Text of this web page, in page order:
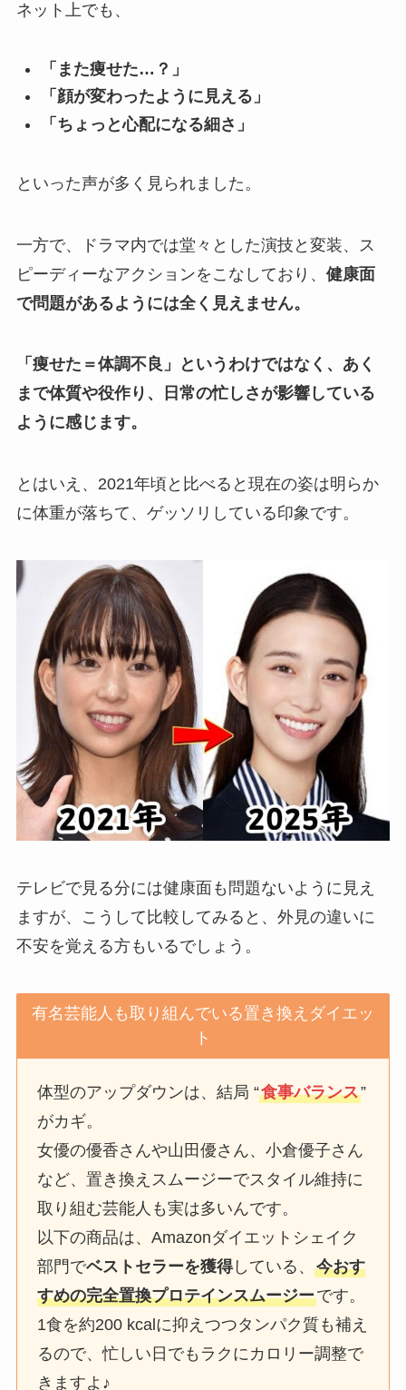
ネット上でも、
「また痩せた…？」
「顔が変わったように見える」
「ちょっと心配になる細さ」
といった声が多く見られました。
一方で、ドラマ内では堂々とした演技と変装、ス
ピーディーなアクションをこなしており、 健康面
で問題があるようには全く見えません。
「痩せた＝体調不良」というわけではなく、あく
まで体質や役作り、日常の忙しさが影響している
ように感じます。
とはいえ、2021年頃と比べると現在の姿は明らか
に体重が落ちて、ゲッソリしている印象です。
テレビで見る分には健康面も問題ないように見え
ますが、こうして比較してみると、外見の違いに
不安を覚える方もいるでしょう。
有名芸能人も取り組んでいる置き換えダイエッ
ト
体型のアップダウンは、結局 “食事バランス”
がカギ。
女優の優香さんや山田優さん、小倉優子さん
など、置き換えスムージーでスタイル維持に
取り組む芸能人も実は多いんです。
以下の商品は、Amazonダイエットシェイク
部門でベストセラーを獲得している、今おす
すめの完全置換プロテインスムージーです。
1食を約200 kcalに抑えつつタンパク質も補え
るので、忙しい日でもラクにカロリー調整で
きますよ♪